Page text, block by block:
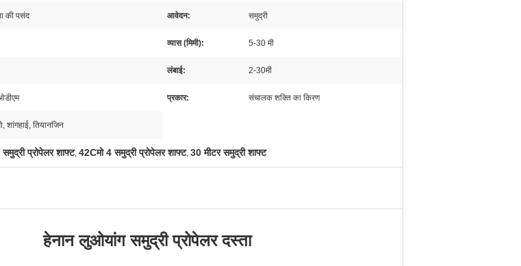
की पसंद आवेदन: समुद्री
व्यास (मिमी): 5-30 मी
लंबाई: 2-30मी
प्रकार: संचालक शक्ति का किरण
शांगहाई, तियानजिन
प्रोपेलर शाफ्ट, 42Cमो 4 समुद्री प्रोपेलर शाफ्ट, 30 मीटर समुद्री शाफ्ट
हेनान लुओयांग समुद्री प्रोपेलर दस्ता